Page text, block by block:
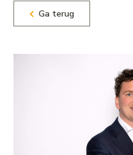
Ga terug